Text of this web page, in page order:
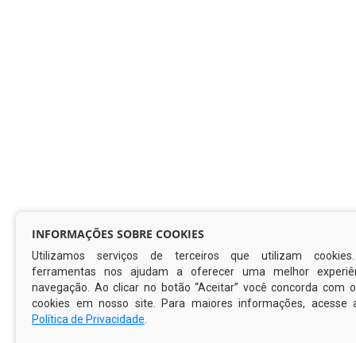
INFORMAÇÕES SOBRE COOKIES
Utilizamos serviços de terceiros que utilizam
ferramentas nos ajudam a oferecer uma melhor
navegação. Ao clicar no botão “Aceitar” você concorda com
cookies em nosso site. Para maiores informações, acesse
Política de Privacidade